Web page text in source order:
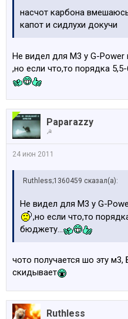
насчот карбона
капот и сидлухи докучи
Не видел для М3 у G-Power
,но если что,то порядка
Paparazzy
☭
24 июн 2011
Ruthless;1360459 сказал(а):
Не видел для М3 у G-
,но если что,то
бюджету...
чото получается шо эту
скидывает
Ruthless